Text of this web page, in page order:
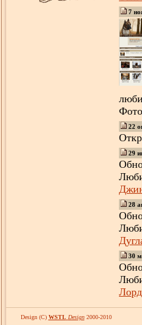
7
22
29
28
30
Лорд
Design (C) WSTL Design2000-2010